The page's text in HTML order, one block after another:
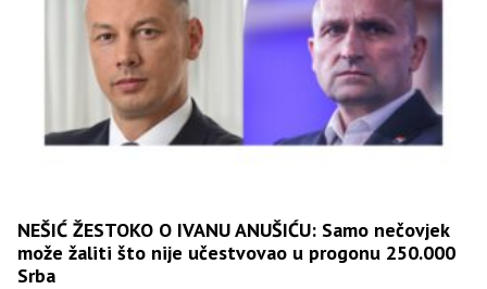
NEŠIĆ ŽESTOKO O IVANU ANUŠIĆU: Samo nečovjek
može žaliti što nije učestvovao u progonu 250.000
Srba